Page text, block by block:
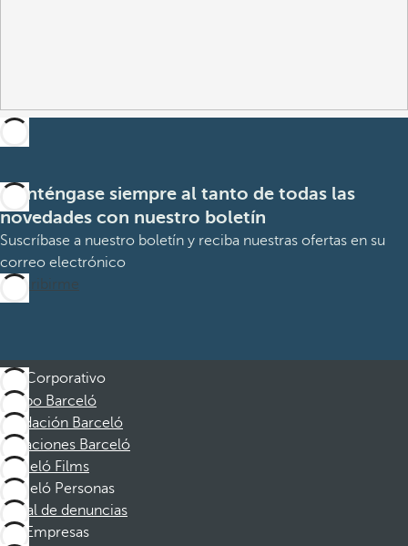
Manténgase siempre al tanto de todas las
novedades con nuestro boletín
Suscríbase a nuestro boletín y reciba nuestras ofertas en su
correo electrónico
Suscribirme
Corporativo
Grupo Barceló
Fundación Barceló
Vacaciones Barceló
Barceló Films
Barceló Personas
Canal de denuncias
Empresas